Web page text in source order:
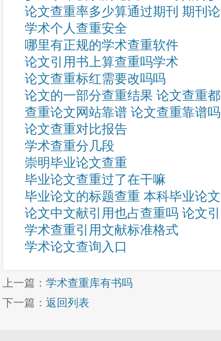
论文查重率多少算通过期刊 期刊
学术个人查重安全
哪里有正规的学术查重软件
论文引用书上算查重吗学术
论文查重标红需要改吗吗
论文的一部分查重结果 论文查重
查重论文网站靠谱 论文查重靠谱
论文查重对比报告
学术查重分几段
崇明毕业论文查重
毕业论文查重过了在干嘛
毕业论文的标题查重 本科毕业论
论文中文献引用也占查重吗 论文
学术查重引用文献标准格式
学术论文查询入口
上一篇： 学术查重库有书吗
下一篇： 返回列表